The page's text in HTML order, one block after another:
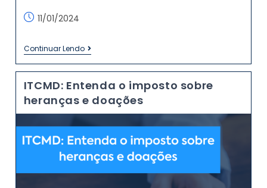
11/01/2024
Continuar Lendo
ITCMD: Entenda o imposto sobre
heranças e doações